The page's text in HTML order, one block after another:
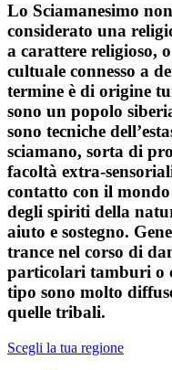
Lo Sciamanesimo
considerato una
a carattere religioso,
cultuale connesso a
termine è di origine
sono un popolo
sono tecniche
sciamano, sorta di
facoltà extra-
contatto con il
degli spiriti della
aiuto e sostegno.
trance nel corso di
particolari tamburi o
tipo sono molto
quelle tribali.
Scegli la tua regione